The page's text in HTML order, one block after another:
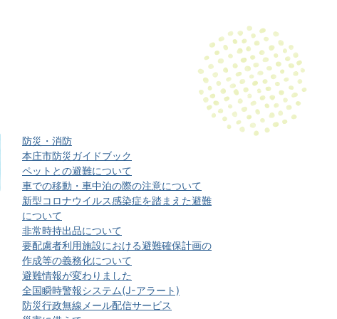
防災・消防
本庄市防災ガイドブック
ペットとの避難について
車での移動・車中泊の際の注意について
新型コロナウイルス感染症を踏まえた避難
について
非常時持出品について
要配慮者利用施設における避難確保計画の
作成等の義務化について
避難情報が変わりました
全国瞬時警報システム(J-アラート)
防災行政無線メール配信サービス